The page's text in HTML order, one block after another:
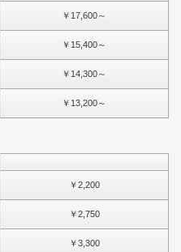
￥17,600～
￥15,400～
￥14,300～
￥13,200～
￥2,200
￥2,750
￥3,300